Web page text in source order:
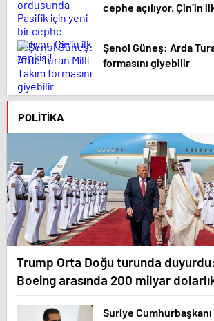
cephe açılıyor. Çin’in
Şenol Güneş: Arda
formasını giyebilir
POLITIKA
Trump Orta Doğu turunda
Boeing arasında 200 milyar
Suriye Cumhurbaşkanı